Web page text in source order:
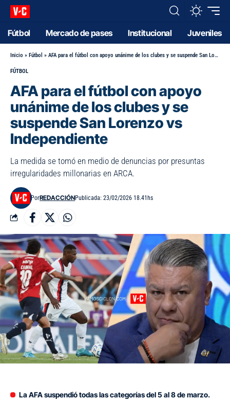
Fútbol Mercado de pases Institucional Juveniles
Inicio » Fútbol » AFA para el fútbol con apoyo unánime de los clubes y se suspende San Lorenzo vs Independiente
FÚTBOL
AFA para el fútbol con apoyo
unánime de los clubes y se
suspende San Lorenzo vs
Independiente
La medida se tomó en medio de denuncias por presuntas
irregularidades millonarias en ARCA.
PorREDACCIÓNPublicada: 23/02/2026 18.41hs
La AFA suspendió todas las categorías del 5 al 8 de marzo.